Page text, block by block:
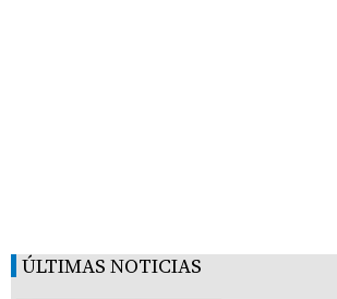
ÚLTIMAS NOTICIAS